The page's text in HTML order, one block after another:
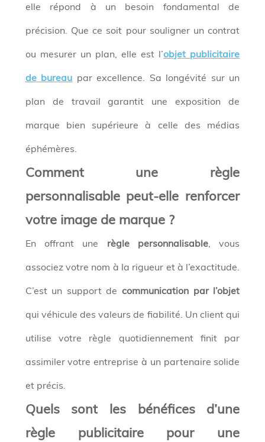
elle répond à un besoin fondamental de
précision. Que ce soit pour souligner un contrat
ou mesurer un plan, elle est l’objet publicitaire
de bureau par excellence. Sa longévité sur un
plan de travail garantit une exposition de
marque bien supérieure à celle des médias
éphémères.
Comment une règle
personnalisable peut-elle renforcer
votre image de marque ?
En offrant une règle personnalisable, vous
associez votre nom à la rigueur et à l’exactitude.
C’est un support decommunication par l’objet
qui véhicule des valeurs de fiabilité. Un client qui
utilise votre règle quotidiennement finit par
assimiler votre entreprise à un partenaire solide
et précis.
Quels sont les bénéfices d’une
règle publicitaire pour une